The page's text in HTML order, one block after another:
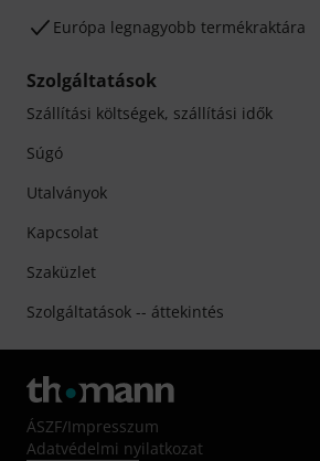
Európa legnagyobb termékraktára
Szolgáltatások
Szállítási költségek, szállítási idők
Súgó
Utalványok
Kapcsolat
Szaküzlet
Szolgáltatások -- áttekintés
ÁSZF/Impresszum
Adatvédelmi nyilatkozat